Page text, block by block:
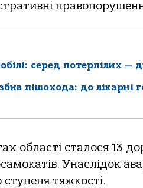
серед потерпілих —
пішохода: до лікарні
області сталося 13
Унаслідок
тяжкості.